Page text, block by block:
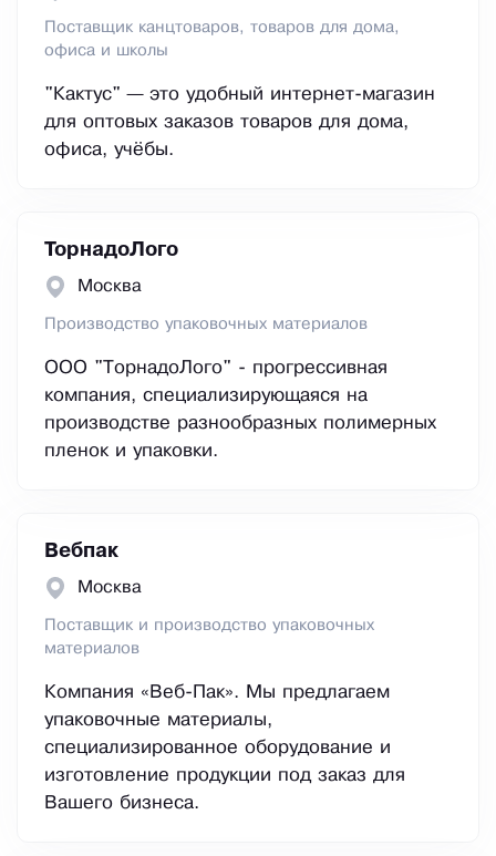
Поставщик канцтоваров, товаров для дома,
офиса и школы
"Кактус" — это удобный интернет-магазин
для оптовых заказов товаров для дома,
офиса, учёбы.
ТорнадоЛого
Москва
Производство упаковочных материалов
ООО "ТорнадоЛого" - прогрессивная
компания, специализирующаяся на
производстве разнообразных полимерных
пленок и упаковки.
Вебпак
Москва
Поставщик и производство упаковочных
материалов
Компания «Веб-Пак». Мы предлагаем
упаковочные материалы,
специализированное оборудование и
изготовление продукции под заказ для
Вашего бизнеса.